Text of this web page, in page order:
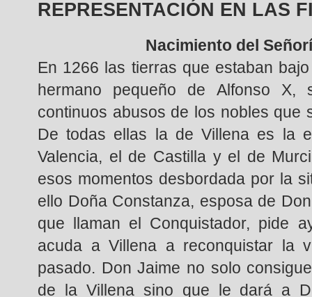
REPRESENTACIÓN EN LAS
Nacimiento del
En 1266 las tierras que estaban
hermano pequeño de Alfonso
continuos abusos de los nobles que
De todas ellas la de Villena es la
Valencia, el de Castilla y el de
esos momentos desbordada por la
ello Doña Constanza, esposa de
que llaman el Conquistador, pide
acuda a Villena a reconquistar la
pasado. Don Jaime no solo
de la Villena sino que le dará a